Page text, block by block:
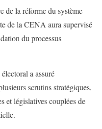
de la réforme du système
de la CENA aura supervisé
du processus
a assuré
scrutins stratégiques,
et législatives couplées de